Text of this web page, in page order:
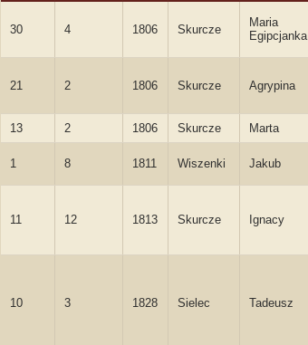
30 4 1806 Skurcze
Maria
Egipcjanka
21 2 1806 Skurcze Agrypina
13 2 1806 Skurcze Marta
1 8 1811 Wiszenki Jakub
11 12 1813 Skurcze Ignacy
10 3 1828 Sielec Tadeusz